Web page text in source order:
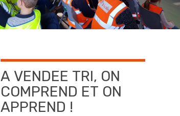
A VENDEE TRI, ON
COMPREND ET ON
APPREND !